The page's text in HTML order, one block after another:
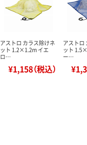
アストロ カラス除けネ
ット 1.2×1.2m イエ
ロ…
¥1,158（税込）
アストロ
ット
ー…